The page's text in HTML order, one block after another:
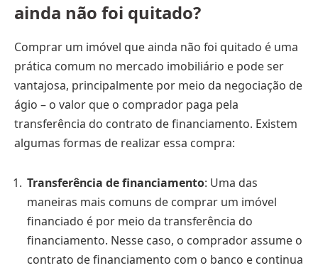
ainda não foi quitado?
Comprar um imóvel que ainda não foi quitado é uma
prática comum no mercado imobiliário e pode ser
vantajosa, principalmente por meio da negociação de
ágio – o valor que o comprador paga pela
transferência do contrato de financiamento. Existem
algumas formas de realizar essa compra:
Transferência de financiamento: Uma das
maneiras mais comuns de comprar um imóvel
financiado é por meio da transferência do
financiamento. Nesse caso, o comprador assume o
contrato de financiamento com o banco e continua